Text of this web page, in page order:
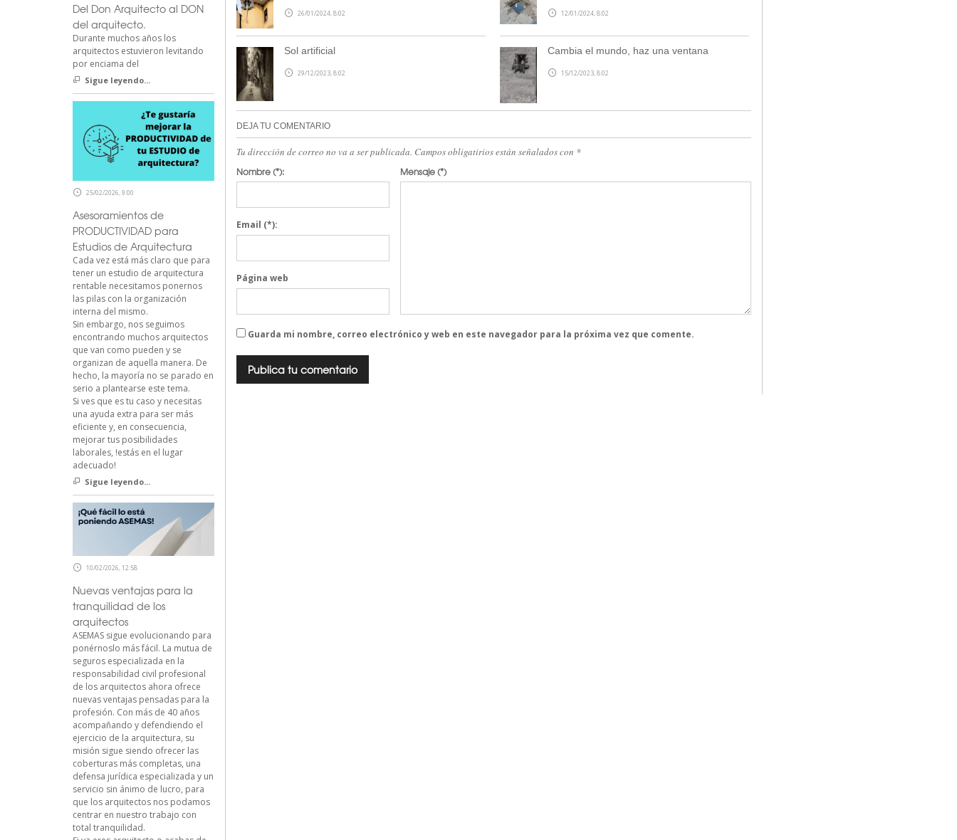
26/01/2024, 8:02 12/01/2024, 8:02
Sol artificial
29/12/2023, 8:02
Cambia el mundo, haz una ventana
15/12/2023, 8:02
DEJA TU COMENTARIO
Tu dirección de correo no va a ser publicada. Campos obligatirios están señalados con *
Mensaje(*)
Nombre(*):
Email (*):
Página web
Guarda mi nombre, correo electrónico y web en este navegador para la próxima vez que comente.
Del Don Arquitecto al DON
del arquitecto.
Durante muchos años los
arquitectos estuvieron levitando
por enciama del
Sigue leyendo...
25/02/2026, 9:00
Asesoramientos de
PRODUCTIVIDAD para
Estudios de Arquitectura
Cada vez está más claro que para
tener un estudio de arquitectura
rentable necesitamos ponernos
las pilas con la organización
interna del mismo.
Sin embargo, nos seguimos
encontrando muchos arquitectos
que van como pueden y se
organizan de aquella manera. De
hecho, la mayoría no se parado en
serio a plantearse este tema.
Si ves que es tu caso y necesitas
una ayuda extra para ser más
eficiente y, en consecuencia,
mejorar tus posibilidades
laborales, !estás en el lugar
adecuado!
Sigue leyendo...
10/02/2026, 12:58
Nuevas ventajas para la
tranquilidad de los
arquitectos
ASEMAS sigue evolucionando para
ponérnoslo más fácil. La mutua de
seguros especializada en la
responsabilidad civil profesional
de los arquitectos ahora ofrece
nuevas ventajas pensadas para la
profesión. Con más de 40 años
acompañando y defendiendo el
ejercicio de la arquitectura, su
misión sigue siendo ofrecer las
coberturas más completas, una
defensa jurídica especializada y un
servicio sin ánimo de lucro, para
que los arquitectos nos podamos
centrar en nuestro trabajo con
total tranquilidad.